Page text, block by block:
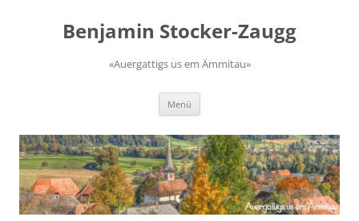
springenBenjamin Stocker-Zaugg
«Auergattigs us em Ämmitau»
Menü